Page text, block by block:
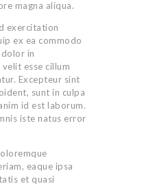
magna aliqua.
exercitation
ex ea commodo
in
esse cillum
Excepteur sint
sunt in culpa
id est laborum.
iste natus error
eaque ipsa
et quasi